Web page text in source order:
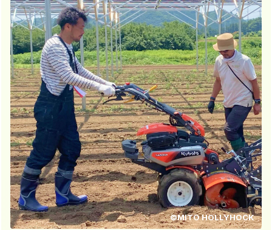
©MITO HOLLYHOCK